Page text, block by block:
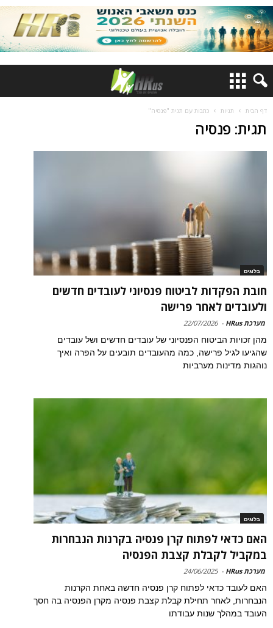
דף הבית תגיות כתבות עם תגית "פנסיה"
תגית: פנסיה
בלוגים
חובת הפקדות לביטוח פנסיוני לעובדים חדשים
ולעובדים לאחר פרישה
מערכת HRus -
22/07/2026
מהן זכויות הביטוח הפנסיוני של עובדים חדשים ושל עובדים
שהגיעו לגיל פרישה, כמה מהעובדים תובעים על הפרה ואיך
נוהגות מדינות מערביות
בלוגים
האם כדאי לפתוח קרן פנסיה בקרנות הנבחרות
במקביל לקבלת קצבת הפנסיה
מערכת HRus -
24/06/2025
האם לעובד כדאי לפתוח קרן פנסיה חדשה באחת הקרנות
הנבחרות, לאחר תחילת קבלת קצבת פנסיה מקרן הפנסיה בה חסך
העובד במהלך שנות עבודתו